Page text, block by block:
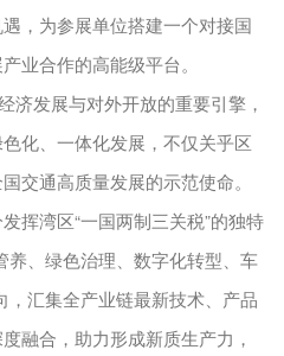
，为参展单位搭建一个对接国
业合作的高能级平台。
济发展与对外开放的重要引擎，
化、一体化发展，不仅关乎区
交通高质量发展的示范使命。
挥湾区“一国两制三关税”的独特
、 绿色治理、数字化转型、车
，汇集全产业链最新技术、产品
融合，助力形成新质生产力，